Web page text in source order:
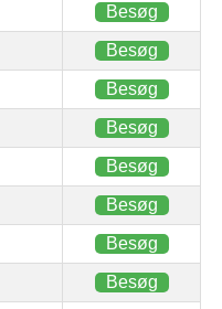
Besøg
Besøg
Besøg
Besøg
Besøg
Besøg
Besøg
Besøg